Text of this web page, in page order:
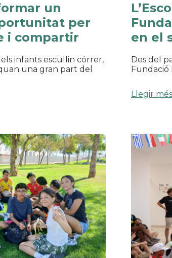
un
per
i compartir
infants escullin córrer,
una gran part del
en el
Des del
Llegir més